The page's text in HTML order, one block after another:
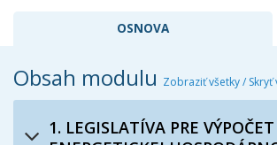
OSNOVA
Obsah modulu Zobraziť všetky/ Skryť
1. LEGISLATÍVA PRE VÝPOČET